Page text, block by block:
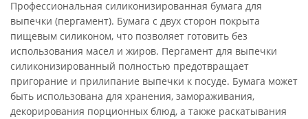
Профессиональная силиконизированная бумага для
выпечки (пергамент). Бумага с двух сторон покрыта
пищевым силиконом, что позволяет готовить без
использования масел и жиров. Пергамент для выпечки
силиконизированный полностью предотвращает
пригорание и прилипание выпечки к посуде. Бумага может
быть использована для хранения, замораживания,
декорирования порционных блюд, а также раскатывания